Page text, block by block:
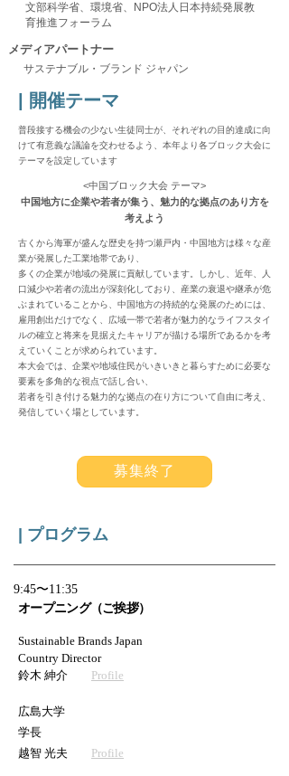
文部科学省、環境省、NPO法人日本持続発展教
育推進フォーラム
​メディアパートナー
サステナブル・ブランド ジャパン
| 開催テーマ
普段接する機会の少ない生徒同士が、それぞれの目的達成に向
けて有意義な議論を交わせるよう、本年より各ブロック大会に
テーマを設定しています
<中国ブロック大会 テーマ>
中国地方に企業や若者が集う、魅力的な拠点のあり方を
考えよう
古くから海軍が盛んな歴史を持つ瀬戸内・中国地方は様々な産
業が発展した工業地帯であり、
多くの企業が地域の発展に貢献しています。しかし、近年、人
口減少や若者の流出が深刻化しており、産業の衰退や継承が危
ぶまれていることから、中国地方の持続的な発展のためには、
雇用創出だけでなく、広域一帯で若者が魅力的なライフスタイ
ルの確立と将来を見据えたキャリアが描ける場所であるかを考
えていくことが求められています。
本大会では、企業や地域住民がいきいきと暮らすために必要な
要素を多角的な視点で話し合い、
若者を引き付ける魅力的な拠点の在り方について自由に考え、
発信していく場としています。
募集終了
| プログラム
​9:45〜11:35
オープニング（ご挨拶）
Sustainable Brands Japan
Country Director
鈴木 紳介 Profile
広島大学
学長
越智 光夫 Profile